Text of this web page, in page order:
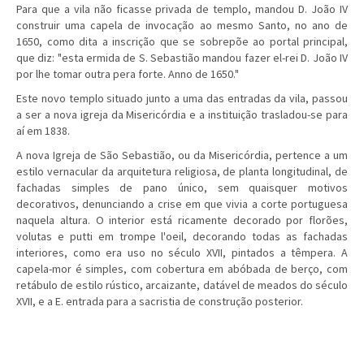
Para que a vila não ficasse privada de templo, mandou D. João IV
construir uma capela de invocação ao mesmo Santo, no ano de
1650, como dita a inscrição que se sobrepõe ao portal principal,
que diz: "esta ermida de S. Sebastião mandou fazer el-rei D. João IV
por lhe tomar outra pera forte. Anno de 1650."
Este novo templo situado junto a uma das entradas da vila, passou
a ser a nova igreja da Misericórdia e a instituição trasladou-se para
aí em 1838.
A nova Igreja de São Sebastião, ou da Misericórdia, pertence a um
estilo vernacular da arquitetura religiosa, de planta longitudinal, de
fachadas simples de pano único, sem quaisquer motivos
decorativos, denunciando a crise em que vivia a corte portuguesa
naquela altura. O interior está ricamente decorado por florões,
volutas e putti em trompe l'oeil, decorando todas as fachadas
interiores, como era uso no século XVII, pintados a têmpera. A
capela-mor é simples, com cobertura em abóbada de berço, com
retábulo de estilo rústico, arcaizante, datável de meados do século
XVII, e a E. entrada para a sacristia de construção posterior.